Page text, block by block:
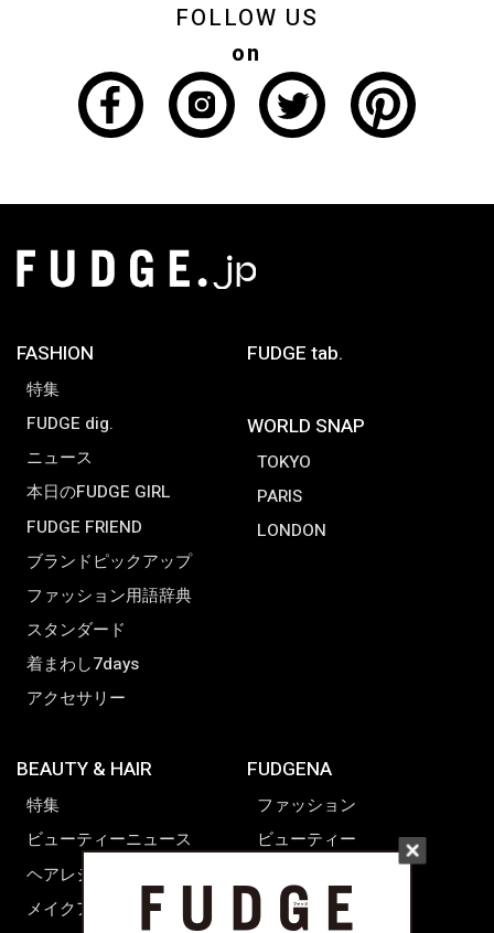
FOLLOW US
on
FASHION
特集
FUDGE dig.
ニュース
本日のFUDGE GIRL
FUDGE FRIEND
ブランドピックアップ
ファッション用語辞典
スタンダード
着まわし7days
アクセサリー
FUDGE tab.
WORLD SNAP
TOKYO
PARIS
LONDON
BEAUTY & HAIR
特集
ビューティーニュース
ヘアレシピ ストーリーズ
メイクアップティップス
FUDGENA
ファッション
ビューティー
ライフスタイル